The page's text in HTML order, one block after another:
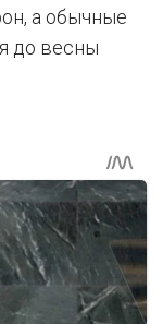
а обычные
до весны